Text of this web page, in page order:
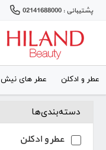
پشتیبانی : 02141688000
عطر و ادکلن عطر های نیش
دسته‌بندی‌ها
عطر و ادکلن